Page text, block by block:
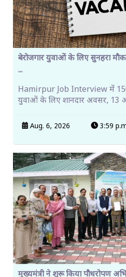
बेरोजगार युवाओं के लिए सुनहरा
...
Hamirpur Job Interview में 150
युवाओं के लिए शानदार अवसर, 13
Aug. 6, 2026 3:59
मुख्यमंत्री ने शुरू किया पौधरोपण